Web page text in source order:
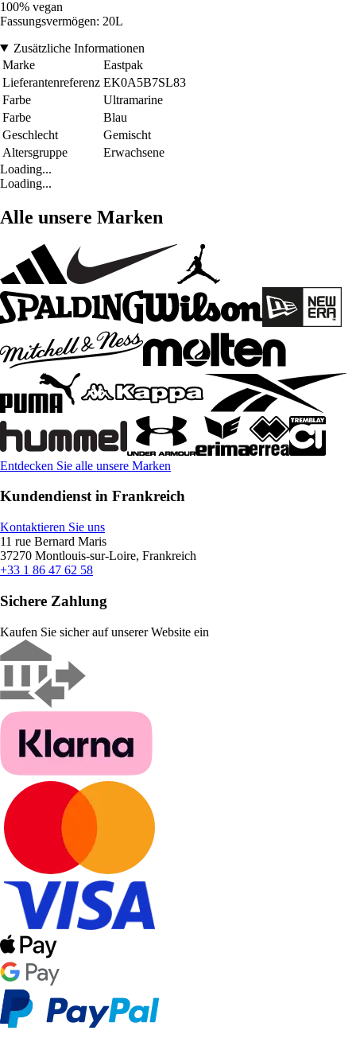
100% vegan
Fassungsvermögen: 20L
Zusätzliche Informationen
Marke
Eastpak
Lieferantenreferenz EK0A5B7SL83
Farbe
Ultramarine
Farbe
Blau
Geschlecht
Gemischt
Altersgruppe
Erwachsene
Loading...
Loading...
Alle unsere Marken
Entdecken Sie alle unsere Marken
Kundendienst in Frankreich
Kontaktieren Sie uns
11 rue Bernard Maris
37270 Montlouis-sur-Loire, Frankreich
+33 1 86 47 62 58
Sichere Zahlung
Kaufen Sie sicher auf unserer Website ein